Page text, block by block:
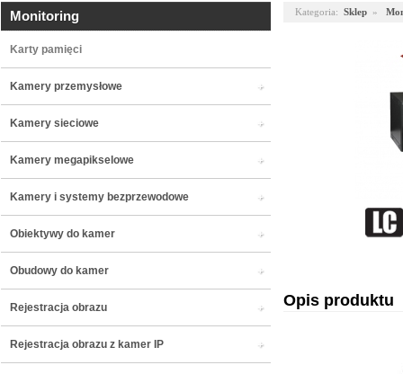
Monitoring
Karty pamięci
Kamery przemysłowe
Kamery sieciowe
Kamery megapikselowe
Kamery i systemy bezprzewodowe
Obiektywy do kamer
Obudowy do kamer
Rejestracja obrazu
Rejestracja obrazu z kamer IP
Kategoria: Sklep »
Opis produktu